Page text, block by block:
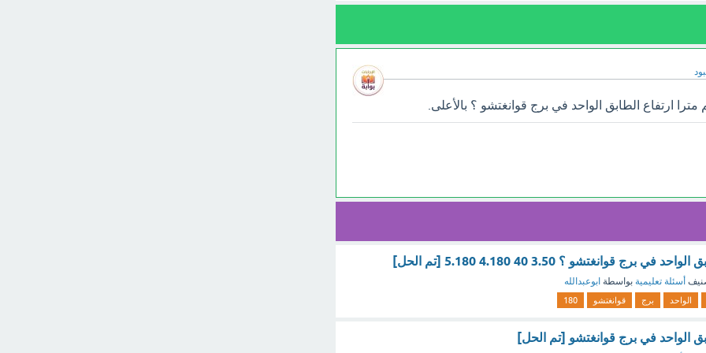
ارتفاع الطابق الواحد في برج قوانغتشو ؟ بالأعلى.
برج قوانغتشو ؟ 3.50 40 4.180 5.180 [تم الحل]
أسئلة تعليمية بواسطة ابوعبدالله
الواحد برج قوانغتشو 180
الواحد في برج قوانغتشو [تم الحل]